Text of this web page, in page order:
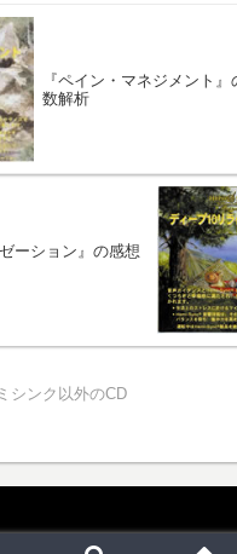
『ペイン・マネジメント
数解析
ーション』の感想
シンク以外のCD